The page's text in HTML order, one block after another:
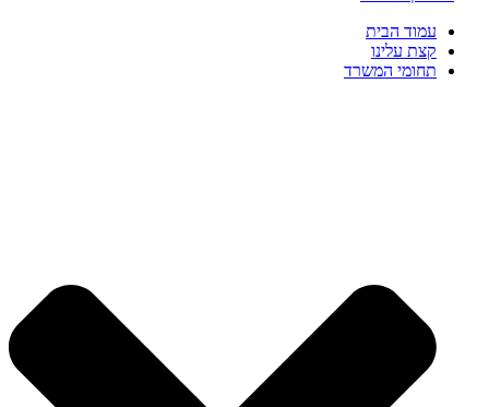
עמוד הבית
קצת עלינו
תחומי המשרד